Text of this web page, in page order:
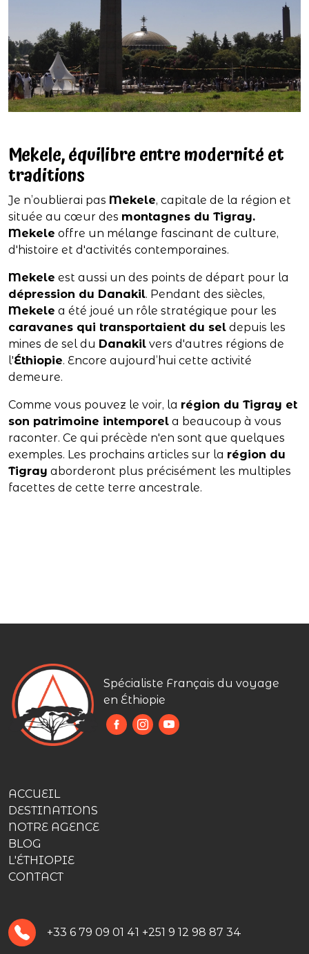
Mekele, équilibre entre modernité et
traditions
Je n’oublierai pas Mekele, capitale de la région et
située au cœur des montagnes du Tigray.
Mekele offre un mélange fascinant de culture,
d'histoire et d'activités contemporaines.
Mekele est aussi un des points de départ pour la
dépression du Danakil. Pendant des siècles,
Mekele a été joué un rôle stratégique pour les
caravanes qui transportaient du sel depuis les
mines de sel du Danakil vers d'autres régions de
l'Éthiopie. Encore aujourd’hui cette activité
demeure.
Comme vous pouvez le voir, la région du Tigray et
son patrimoine intemporel a beaucoup à vous
raconter. Ce qui précède n'en sont que quelques
exemples. Les prochains articles sur la région du
Tigray aborderont plus précisément les multiples
facettes de cette terre ancestrale.
Spécialiste Français du voyage
en Éthiopie
ACCUEIL
DESTINATIONS
NOTRE AGENCE
BLOG
L'ÉTHIOPIE
CONTACT
+33 6 79 09 01 41 +251 9 12 98 87 34